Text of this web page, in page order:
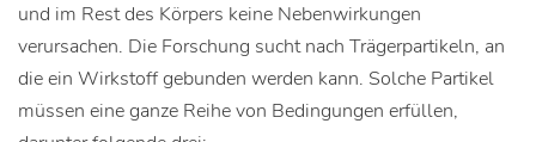
und im Rest des Körpers keine Nebenwirkungen
verursachen. Die Forschung sucht nach Trägerpartikeln, an
die ein Wirkstoff gebunden werden kann. Solche Partikel
müssen eine ganze Reihe von Bedingungen erfüllen,